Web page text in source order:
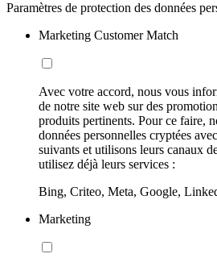
Paramètres de protection des données
Marketing Customer Match
Avec votre accord, nous vous
de notre site web sur des
produits pertinents. Pour ce faire,
données personnelles cryptées
suivants et utilisons leurs canaux
utilisez déjà leurs services :
Bing, Criteo, Meta, Google,
Marketing